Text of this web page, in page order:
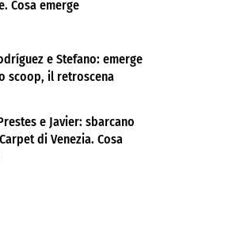
Cosa emerge
e Stefano: emerge
scoop, il retroscena
e Javier: sbarcano
di Venezia. Cosa